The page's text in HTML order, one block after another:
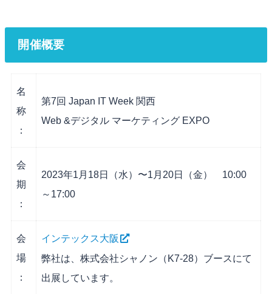
開催概要
名
称
：
第7回 Japan IT Week 関西
Web &デジタル マーケティング EXPO
会
期
：
2023年1月18日（水）〜1月20日（金） 10:00
～17:00
会
場
：
インテックス大阪
弊社は、株式会社シャノン（K7-28）ブースにて
出展しています。